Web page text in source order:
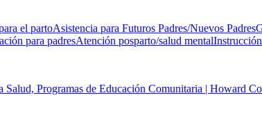
el partoAsistencia para Futuros Padres/Nuevos Padres
para padresAtención posparto/salud mental
Programas de Educación Comunitaria | Howard